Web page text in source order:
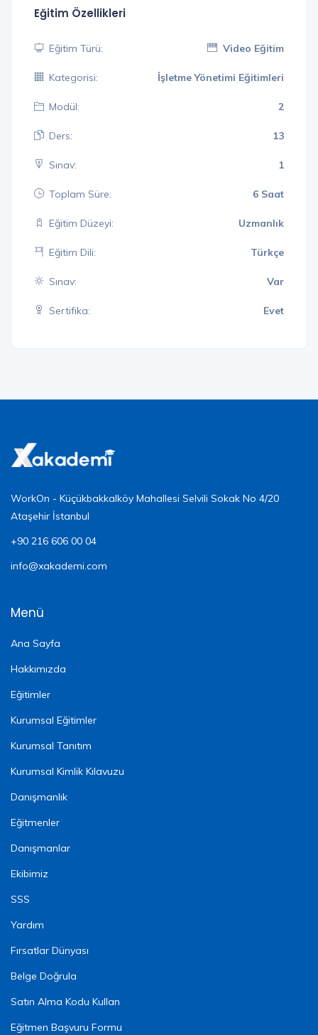
Eğitim Özellikleri
Eğitim Türü: Video Eğitim
Kategorisi: İşletme Yönetimi Eğitimleri
Modül: 2
Ders: 13
Sınav: 1
Toplam Süre: 6 Saat
Eğitim Düzeyi: Uzmanlık
Eğitim Dili: Türkçe
Sınav: Var
Sertifika: Evet
WorkOn - Küçükbakkalköy Mahallesi Selvili Sokak No 4/20
Ataşehir İstanbul
+90 216 606 00 04
info@xakademi.com
Menü
Ana Sayfa
Hakkımızda
Eğitimler
Kurumsal Eğitimler
Kurumsal Tanıtım
Kurumsal Kimlik Kılavuzu
Danışmanlık
Eğitmenler
Danışmanlar
Ekibimiz
SSS
Yardım
Fırsatlar Dünyası
Belge Doğrula
Satın Alma Kodu Kullan
Eğitmen Başvuru Formu